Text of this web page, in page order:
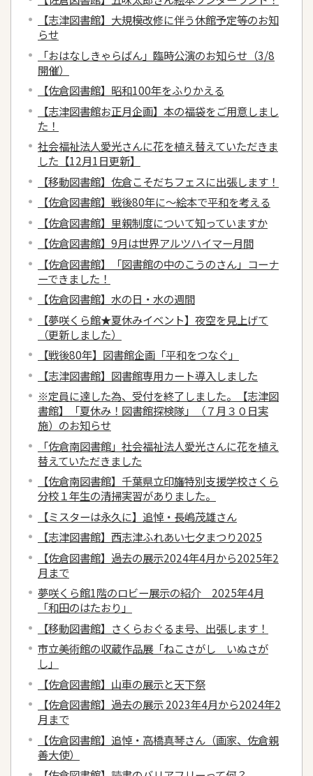
【志津図書館】大規模改修に伴う休館予定等のお知
らせ
「おはなしきゃらばん」臨時公演のお知らせ（3/8
開催）
【佐倉図書館】昭和100年をふりかえる
【志津図書館お正月企画】本の福袋をご用意しまし
た！
社会福祉法人愛光さんに花を植え替えていただきま
した【12月1日更新】
【移動図書館】佐倉こそだちフェスに出張します！
【佐倉図書館】戦後80年に～絵本で平和を考える
【佐倉図書館】里親制度について知っていますか
【佐倉図書館】9月は世界アルツハイマー月間
【佐倉図書館】「図書館の中のこうのさん」コーナ
ーできました！
【佐倉図書館】水の日・水の週間
【夢咲くら館★夏休みイベント】夜空を見上げて
（更新しました）
【戦後80年】図書館企画「平和をつなぐ」
【志津図書館】図書館専用カート導入しました
※定員に達した為、受付を終了しました。【志津図
書館】「夏休み！図書館探検隊」（７月３０日実
施）のお知らせ
「佐倉南図書館」社会福祉法人愛光さんに花を植え
替えていただきました
【佐倉南図書館】千葉県立印旛特別支援学校さくら
分校１年生の清掃実習がありました。
【ミスターは永久に】追悼・長嶋茂雄さん
【志津図書館】西志津ふれあい七夕まつり2025
【佐倉図書館】過去の展示2024年4月から2025年2
月まで
夢咲くら館1階のロビー展示の紹介 2025年4月
「和田のはたおり」
【移動図書館】さくらおぐるま号、出張します！
市立美術館の収蔵作品展「ねこさがし いぬさが
し」
【佐倉図書館】山車の展示と天下祭
【佐倉図書館】過去の展示 2023年4月から2024年2
月まで
【佐倉図書館】追悼・高橋真琴さん（画家、佐倉親
善大使）